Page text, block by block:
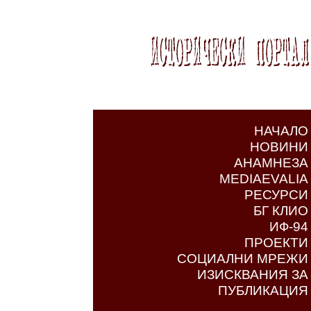
НАЧАЛО
НОВИНИ
АНАМНЕЗА
MEDIAEVALIA
РЕСУРСИ
БГ КЛИО
ИФ-94
ПРОЕКТИ
СОЦИАЛНИ МРЕЖИ
ИЗИСКВАНИЯ ЗА
ПУБЛИКАЦИЯ